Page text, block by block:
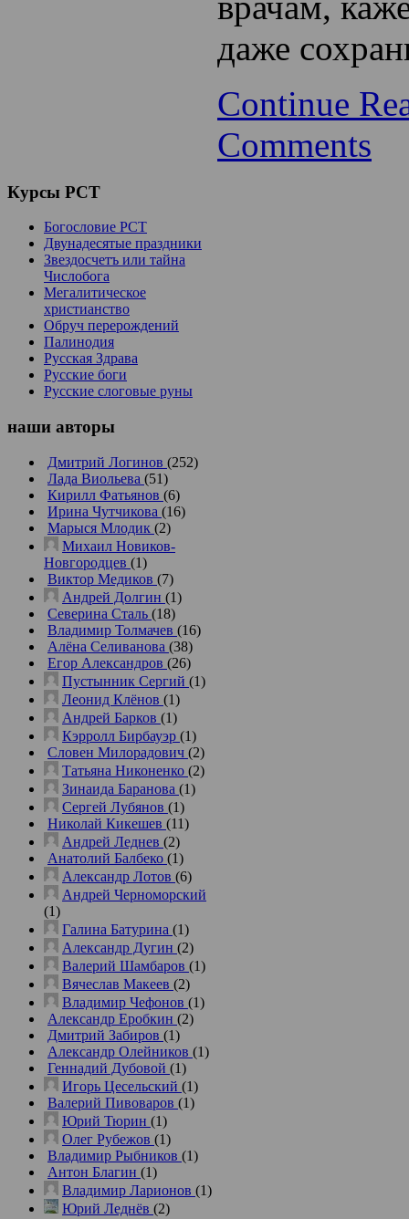
даже
Continue
Comments
Курсы РСТ
Богословие РСТ
Двунадесятые праздники
Звездосчетъ или тайна
Числобога
Мегалитическое
христианство
Обруч перерождений
Палинодия
Русская Здрава
Русские боги
Русские слоговые руны
наши авторы
Дмитрий Логинов (252)
Лада Виольева (51)
Кирилл Фатьянов (6)
Ирина Чутчикова (16)
Марыся Млодик (2)
Михаил Новиков-
Новгородцев (1)
Виктор Медиков (7)
Андрей Долгин (1)
Северина Сталь (18)
Владимир Толмачев (16)
Алёна Селиванова (38)
Егор Александров (26)
Пустынник Сергий (1)
Леонид Клёнов (1)
Андрей Барков (1)
Кэрролл Бирбауэр (1)
Словен Милорадович (2)
Татьяна Никоненко (2)
Зинаида Баранова (1)
Сергей Лубянов (1)
Николай Кикешев (11)
Андрей Леднев (2)
Анатолий Балбеко (1)
Александр Лотов (6)
Андрей Черноморский
(1)
Галина Батурина (1)
Александр Дугин (2)
Валерий Шамбаров (1)
Вячеслав Макеев (2)
Владимир Чефонов (1)
Александр Еробкин (2)
Дмитрий Забиров (1)
Александр Олейников (1)
Геннадий Дубовой (1)
Игорь Цесельский (1)
Валерий Пивоваров (1)
Юрий Тюрин (1)
Олег Рубежов (1)
Владимир Рыбников (1)
Антон Благин (1)
Владимир Ларионов (1)
Юрий Леднёв (2)